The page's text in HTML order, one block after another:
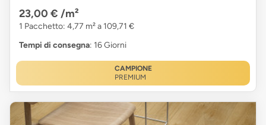
23,00 € /m²
1 Pacchetto: 4,77 m² a 109,71 €
Tempi di consegna: 16 Giorni
CAMPIONE
PREMIUM